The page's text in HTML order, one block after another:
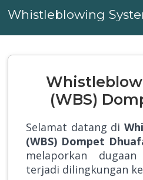
Whistleblowing
(WBS)
Selamat datang di
(WBS) Dompet
melaporkan
terjadi dilingkungan